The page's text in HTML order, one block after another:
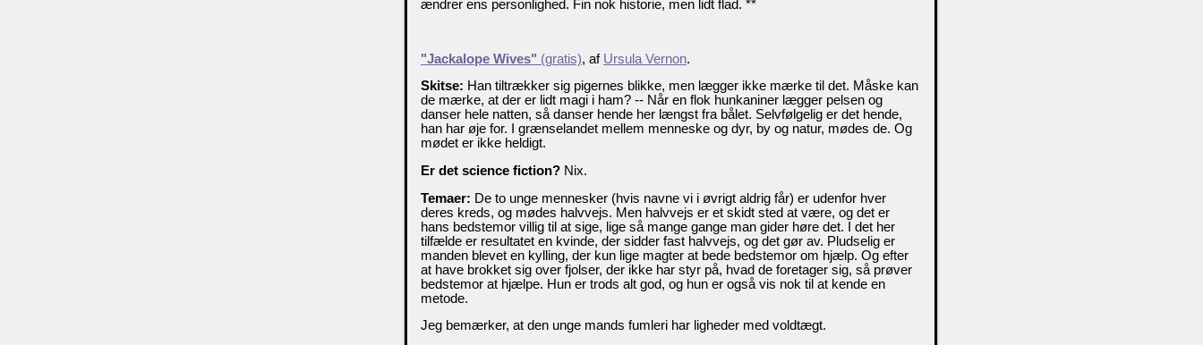
ændrer ens personlighed. Fin nok historie, men lidt flad. **
"Jackalope Wives" (gratis), af Ursula Vernon.
Skitse: Han tiltrækker sig pigernes blikke, men lægger ikke mærke til det. Måske kan
de mærke, at der er lidt magi i ham? -- Når en flok hunkaniner lægger pelsen og
danser hele natten, så danser hende her længst fra bålet. Selvfølgelig er det hende,
han har øje for. I grænselandet mellem menneske og dyr, by og natur, mødes de. Og
mødet er ikke heldigt.
Er det science fiction? Nix.
Temaer: De to unge mennesker (hvis navne vi i øvrigt aldrig får) er udenfor hver
deres kreds, og mødes halvvejs. Men halvvejs er et skidt sted at være, og det er
hans bedstemor villig til at sige, lige så mange gange man gider høre det. I det her
tilfælde er resultatet en kvinde, der sidder fast halvvejs, og det gør av. Pludselig er
manden blevet en kylling, der kun lige magter at bede bedstemor om hjælp. Og efter
at have brokket sig over fjolser, der ikke har styr på, hvad de foretager sig, så prøver
bedstemor at hjælpe. Hun er trods alt god, og hun er også vis nok til at kende en
metode.
Jeg bemærker, at den unge mands fumleri har ligheder med voldtægt.